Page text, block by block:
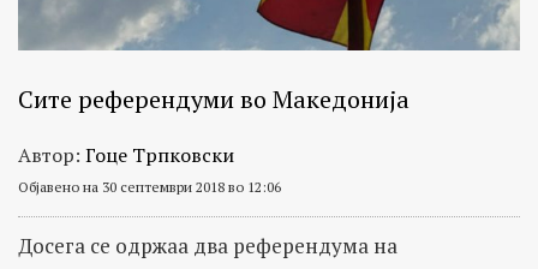
Сите референдуми во Македонија
Автор: Гоце Трпковски
Објавено на 30 септември 2018 во 12:06
Досега се одржаа два референдума на